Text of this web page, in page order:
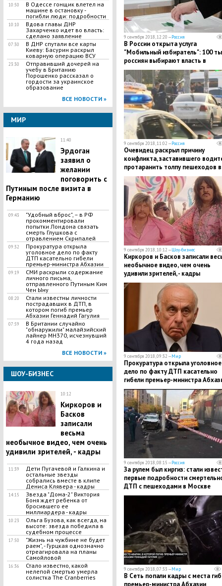
10:50
В Одессе гонщик влетел на
машине в остановку -
погибли люди: подробности
10:10
Вдова главы ДНР
Захарченко идет во власть:
сделано заявление
07:30
В ДНР спутали все карты
Киеву: Басурин раскрыл
коварную операцию ВСУ
23:30
Отправивший дочерей на
учебу в Британию
Порошенко рассказал о
гордости за украинское
образование
ВСЕ НОВОСТИ »
МИР
11:40
Эрдоган
заявил о
желании
поговорить с
Путиным после визита в
Германию
09:43
"Удобный вброс", – в РФ
прокомментировали
попытки Лондона связать
смерть Глушкова с
отравлением Скрипалей
09:32
Прокуратура открыла
уголовное дело по факту
ДТП касательно гибели
премьер-министра Абхазии
09:19
СМИ раскрыли содержание
личного письма,
отправленного Путиным Ким
Чен Ыну
08:20
Стали известны личности
пострадавших в ДТП, в
котором погиб премьер
Абхазии Геннадий Гагулия
07:59
В Британии случайно
"обнаружили" малайзийский
лайнер МН370, исчезнувший
4 года назад
ВСЕ НОВОСТИ »
ШОУ-БИЗНЕС
10:12
​Киркоров и
Басков
записали
весьма
необычное видео, чем очень
удивили зрителей, - кадры
11:39
​Дети Пугачевой и Галкина и
остальные звезды
собрались вместе в клипе
Дениса Клявера - кадры
14:15
​Звезда "Дома-2" Виктория
Боня ждет ребенка от
бросившего ее
миллиардера - кадры
10:23
Ольга Бузова, как всегда, на
высоте: звезда победила в
судебном процессе
17:50
"Жизнь на чужбине не будет
раем", - Гурцкая однозначно
отреагировала на планы
Самойловой
16:36
​Стало известно, какой
нелепой смертью умерла
солистка The Cranberries
9 сентября 2018, 12:20 —Россия
​В России открыта услуга
"Мобильный избиратель": 100
россиян выбирают власть в
Подмосковье
9 сентября 2018, 11:02 —Россия
Очевидец раскрыл причину
конфликта, заставившего
протаранить толпу пешеходов в
Москве
9 сентября 2018, 10:12 —Шоу-бизнес
​Киркоров и Басков записали
необычное видео, чем очень
удивили зрителей, - кадры
9 сентября 2018, 09:32 —Мир
Прокуратура открыла уголовное
дело по факту ДТП касательно
гибели премьер-министра
9 сентября 2018, 08:15 —Россия
За рулем был киргиз: стали
первые подробности
ДТП с пешеходами в Москве
9 сентября 2018, 07:33 —Мир
В Сеть попали кадры с места
премьер-министра Абхазии